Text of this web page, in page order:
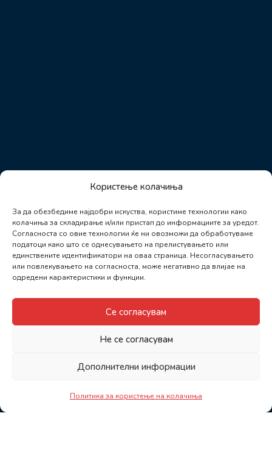
Користење колачиња
За да обезбедиме најдобри искуства, користиме технологии како
колачиња за складирање и/или пристап до информациите за уредот.
Согласноста со овие технологии ќе ни овозможи да обработуваме
податоци како што се однесувањето на прелистувањето или
единствените идентификатори на оваа страница. Несогласувањето
или повлекувањето на согласноста, може негативно да влијае на
одредени карактеристики и функции.
Се согласувам
Не се согласувам
Дополнителни информации
Политика за користење на колачиња